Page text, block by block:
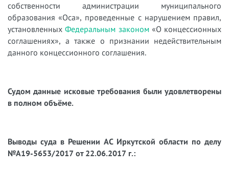
собственности администрации муниципального
образования «Оса», проведенные с нарушением правил,
установленныхФедеральным законом«О концессионных
соглашениях», а также о признании недействительным
данного концессионного соглашения.
Судом данные исковые требования были удовлетворены
в полном объёме.
Выводы суда в Решении АС Иркутской области по делу
№А19-5653/2017 от 22.06.2017 г.: